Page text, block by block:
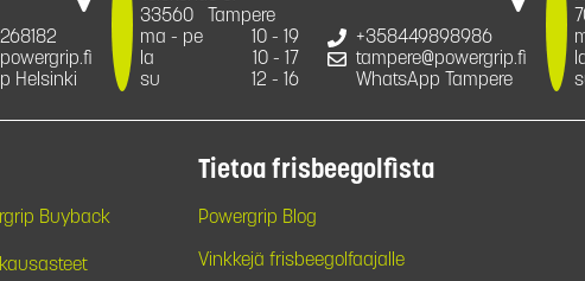
Helsinki
33560
Tampere
ma - pe
10 - 19
la
10 - 17
su
12 - 16
+358449898986
tampere@powergrip.fi
WhatsApp Tampere
Buyback
Tietoa frisbeegolfista
Powergrip Blog
Vinkkejä frisbeegolfaajalle